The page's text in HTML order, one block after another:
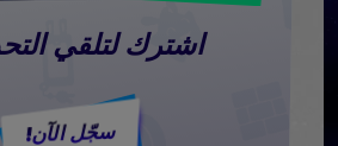
اشترك لتلقي
سجّل الآن!